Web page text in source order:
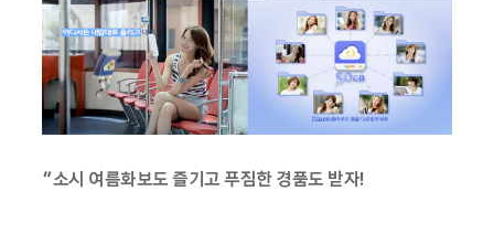
“소시 여름화보도 즐기고 푸짐한 경품도 받자!